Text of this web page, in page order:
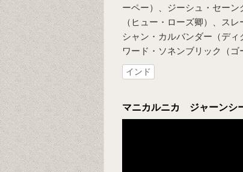
ーペー）、ジーシュ・セー
（ヒュー・ローズ卿）、ス
シャン・カルバンダー（デ
ワード・ソネンブリック（
インド
マニカルニカ ジャーンシ